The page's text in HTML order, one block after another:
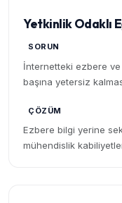
Yetkinlik Odaklı
SORUN
İnternetteki ezbere
başına yetersiz
ÇÖZÜM
Ezbere bilgi yerine
mühendislik